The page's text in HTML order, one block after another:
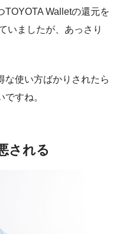
TOYOTA Walletの還元を
いましたが、あっさり
な使い方ばかりされたら
すね。
される